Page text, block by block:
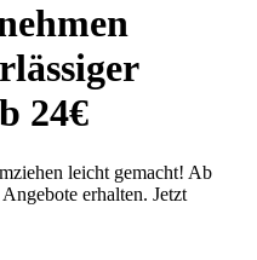
24€
leicht gemacht! Ab
erhalten. Jetzt